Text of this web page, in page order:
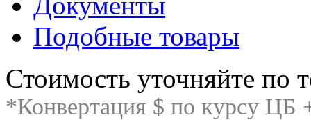
Подобные товары
Стоимость уточняйте по
*Конвертация $ по курсу ЦБ